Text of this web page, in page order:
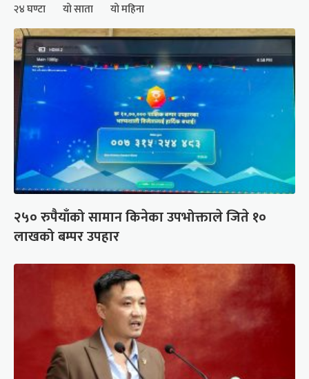
२४ घण्टा यो साता यो महिना
२५० रुपैयाँको सामान किनेका उपभोक्ताले जिते १०
लाखको बम्पर उपहार